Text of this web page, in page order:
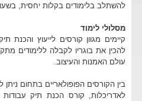
להשתלב בלימודים בקלות יחסית,
מסלולי לימוד
קיימים מגוון קורסים לייעוץ והכנת
להכין את בוגריו לקבלה ללימודים
עולם האמנות והעיצוב.
בין הקורסים הפופולאריים בתחום
לאדריכלות, קורס הכנת תיק